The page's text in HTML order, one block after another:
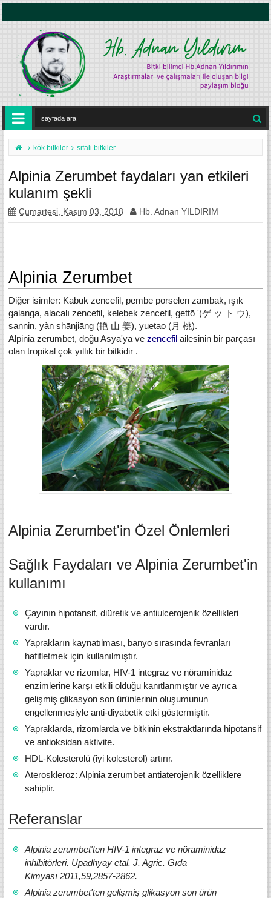
kök bitkiler sifali bitkiler
Alpinia Zerumbet faydaları yan etkileri
kulanım şekli
Cumartesi, Kasım 03, 2018 Hb. Adnan YILDIRIM
Alpinia Zerumbet
Diğer isimler: Kabuk zencefil, pembe porselen zambak, ışık
galanga, alacalı zencefil, kelebek zencefil, gettō '(ゲ ッ ト ウ),
sannin, yàn shānjiāng (艳 山 姜), yuetao (月 桃).
Alpinia zerumbet, doğu Asya'ya ve zencefil ailesinin bir parçası
olan tropikal çok yıllık bir bitkidir .
Alpinia Zerumbet'in Özel Önlemleri
Sağlık Faydaları ve Alpinia Zerumbet'in
kullanımı
Çayının hipotansif, diüretik ve antiulcerojenik özellikleri
vardır.
Yaprakların kaynatılması, banyo sırasında fevranları
hafifletmek için kullanılmıştır.
Yapraklar ve rizomlar, HIV-1 integraz ve nöraminidaz
enzimlerine karşı etkili olduğu kanıtlanmıştır ve ayrıca
gelişmiş glikasyon son ürünlerinin oluşumunun
engellenmesiyle anti-diyabetik etki göstermiştir.
Yapraklarda, rizomlarda ve bitkinin ekstraktlarında hipotansif
ve antioksidan aktivite.
HDL-Kolesterolü (iyi kolesterol) artırır.
Ateroskleroz: Alpinia zerumbet antiaterojenik özelliklere
sahiptir.
Referanslar
Alpinia zerumbet'ten HIV-1 integraz ve nöraminidaz
inhibitörleri. Upadhyay etal. J. Agric. Gıda
Kimyası 2011,59,2857-2862.
Alpinia zerumbet'ten gelişmiş glikasyon son ürün